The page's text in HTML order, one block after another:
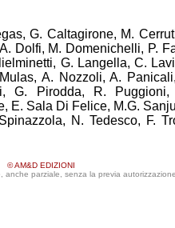
G. Caltagirone, M.
Dolfi, M. Domenichelli, P.
G. Langella, C.
A. Nozzoli, A.
G. Pirodda, R. Puggioni,
E. Sala Di Felice, M.G.
N. Tedesco, F.
© AM&D EDIZIONI
anche parziale, senza la previa